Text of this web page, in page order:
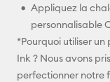
Appliquez la
personnalisable
*Pourquoi utiliser
Ink ? Nous avons
perfectionner notre